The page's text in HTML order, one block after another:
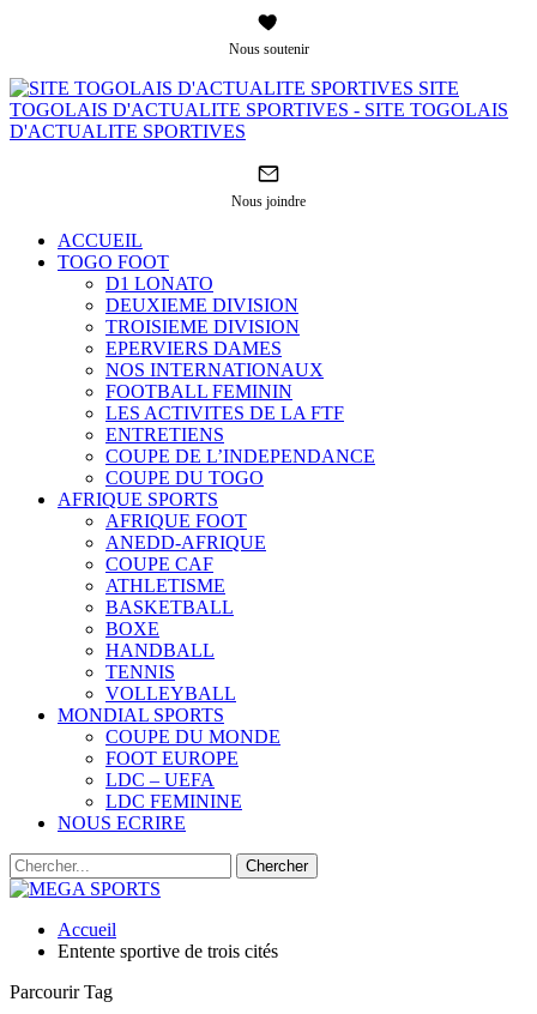
Nous soutenir
SITE
TOGOLAIS D'ACTUALITE SPORTIVES - SITE TOGOLAIS
D'ACTUALITE SPORTIVES
Nous joindre
ACCUEIL
TOGO FOOT
D1 LONATO
DEUXIEME DIVISION
TROISIEME DIVISION
EPERVIERS DAMES
NOS INTERNATIONAUX
FOOTBALL FEMININ
LES ACTIVITES DE LA FTF
ENTRETIENS
COUPE DE L’INDEPENDANCE
COUPE DU TOGO
AFRIQUE SPORTS
AFRIQUE FOOT
ANEDD-AFRIQUE
COUPE CAF
ATHLETISME
BASKETBALL
BOXE
HANDBALL
TENNIS
VOLLEYBALL
MONDIAL SPORTS
COUPE DU MONDE
FOOT EUROPE
LDC – UEFA
LDC FEMININE
NOUS ECRIRE
Accueil
Entente sportive de trois cités
Parcourir Tag